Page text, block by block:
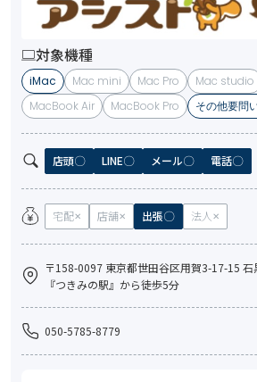
対象機種
iMac Mac mini Mac Pro Mac studio
MacBook Air
MacBook Pro その他要問
店頭 LINE メール 電話
宅配 店舗 出張 法人
〒158-0097 東京都世田谷区用賀3-17-15 石
『つきみの駅』から徒歩5分
050-5785-8779